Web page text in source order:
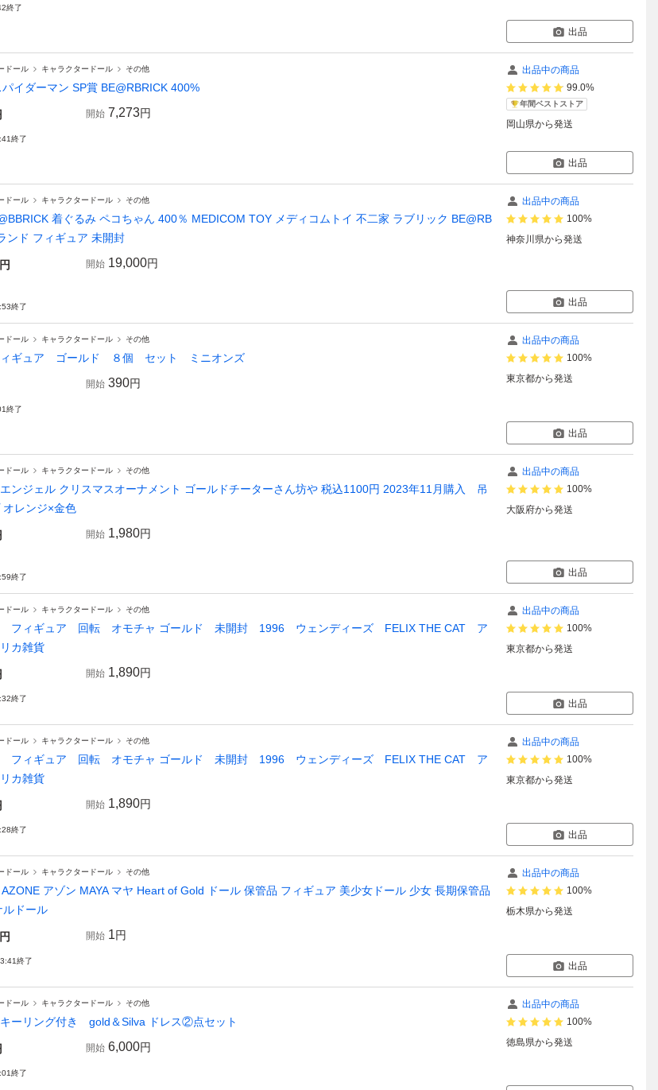
終了
出品
ドール キャラクタードール その他
イダーマン SP賞 BE@RBRICK 400%
開始 7,273円
終了
出品中の商品
99.0%
年間ベストストア
岡山県から発送
出品
ドール キャラクタードール その他
着ぐるみ ペコちゃん 400％ MEDICOM TOY メディコムトイ 不二家 ラブリック BE@RB
ンド フィギュア 未開封
円 開始 19,000円
終了
出品中の商品
100%
神奈川県から発送
出品
ドール キャラクタードール その他
ギュア ゴールド ８個 セット ミニオンズ
開始 390円
終了
出品中の商品
100%
東京都から発送
出品
ドール キャラクタードール その他
ンジェル クリスマスオーナメント ゴールドチーターさん坊や 税込1100円 2023年11月購入 吊
オレンジ×金色
開始 1,980円
終了
出品中の商品
100%
大阪府から発送
出品
ドール キャラクタードール その他
フィギュア 回転 オモチャ ゴールド 未開封 1996 ウェンディーズ FELIX THE CAT ア
カ雑貨
開始 1,890円
終了
出品中の商品
100%
東京都から発送
出品
ドール キャラクタードール その他
フィギュア 回転 オモチャ ゴールド 未開封 1996 ウェンディーズ FELIX THE CAT ア
カ雑貨
開始 1,890円
終了
出品中の商品
100%
東京都から発送
出品
ドール キャラクタードール その他
アゾン MAYA マヤ Heart of Gold ドール 保管品 フィギュア 美少女ドール 少女 長期保管品
ルドール
円 開始 1円
終了
出品中の商品
100%
栃木県から発送
出品
ドール キャラクタードール その他
ーリング付き gold＆Silva ドレス②点セット
開始 6,000円
終了
出品中の商品
100%
徳島県から発送